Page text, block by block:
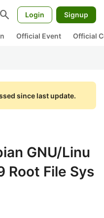
search Login Signup
Official Event Official
since last update.
GNU/Linu
Root File Sys